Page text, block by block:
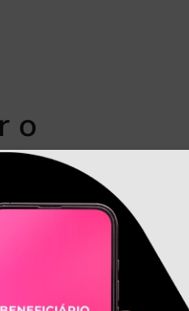
o
Auxílio
e siga o passo a passo
Brasil.
lojas de aplicativos.